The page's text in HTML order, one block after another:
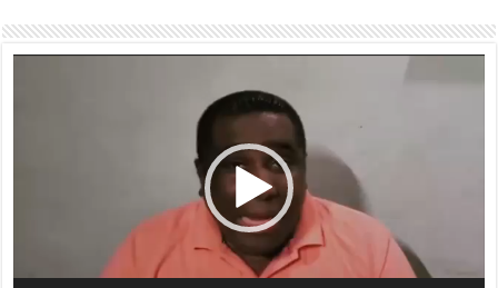
Reproductor